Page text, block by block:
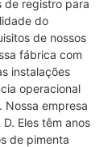
de registro para
do
de nossos
fábrica com
instalações
operacional
empresa
Eles têm anos
de pimenta